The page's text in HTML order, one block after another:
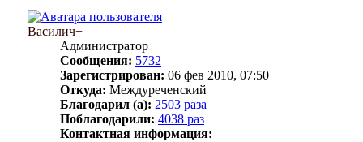
Василич+
Администратор
Сообщения: 5732
Зарегистрирован: 06 фев 2010, 07:50
Откуда: Междуреченский
Благодарил (а): 2503 раза
Поблагодарили: 4038 раз
Контактная информация: